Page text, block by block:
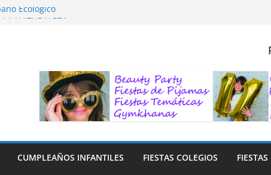
Ecológico
CUMPLEAÑOS INFANTILES FIESTAS COLEGIOS